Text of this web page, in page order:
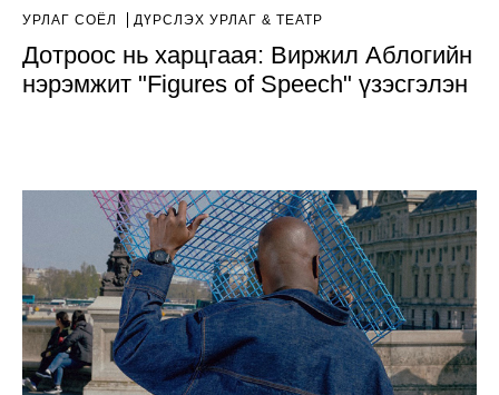
УРЛАГ СОЁЛ ДҮРСЛЭХ УРЛАГ & ТЕАТР
Дотроос нь харцгаая: Виржил Аблогийн
нэрэмжит "Figures of Speech" үзэсгэлэн